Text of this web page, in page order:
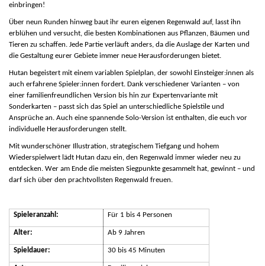
einbringen!
Über neun Runden hinweg baut ihr euren eigenen Regenwald auf, lasst ihn
erblühen und versucht, die besten Kombinationen aus Pflanzen, Bäumen und
Tieren zu schaffen. Jede Partie verläuft anders, da die Auslage der Karten und
die Gestaltung eurer Gebiete immer neue Herausforderungen bietet.
Hutan begeistert mit einem variablen Spielplan, der sowohl Einsteiger:innen als
auch erfahrene Spieler:innen fordert. Dank verschiedener Varianten – von
einer familienfreundlichen Version bis hin zur Expertenvariante mit
Sonderkarten – passt sich das Spiel an unterschiedliche Spielstile und
Ansprüche an. Auch eine spannende Solo-Version ist enthalten, die euch vor
individuelle Herausforderungen stellt.
Mit wunderschöner Illustration, strategischem Tiefgang und hohem
Wiederspielwert lädt Hutan dazu ein, den Regenwald immer wieder neu zu
entdecken. Wer am Ende die meisten Siegpunkte gesammelt hat, gewinnt – und
darf sich über den prachtvollsten Regenwald freuen.
Spieleranzahl: Für 1 bis 4 Personen
Alter: Ab 9 Jahren
Spieldauer: 30 bis 45 Minuten